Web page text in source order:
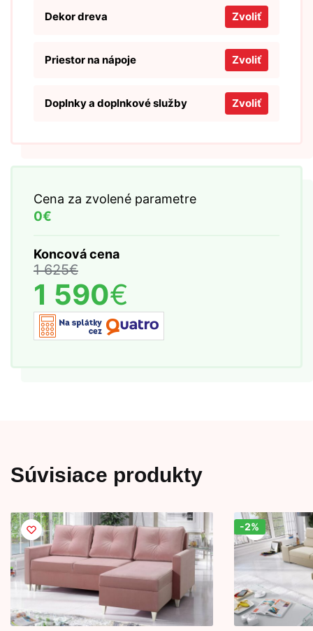
Dekor dreva Zvoliť
Priestor na nápoje Zvoliť
Doplnky a doplnkové služby Zvoliť
Cena za zvolené parametre
0€
Koncová cena
1 625€
1 590€
Súvisiace produkty
Zľava!
-2%